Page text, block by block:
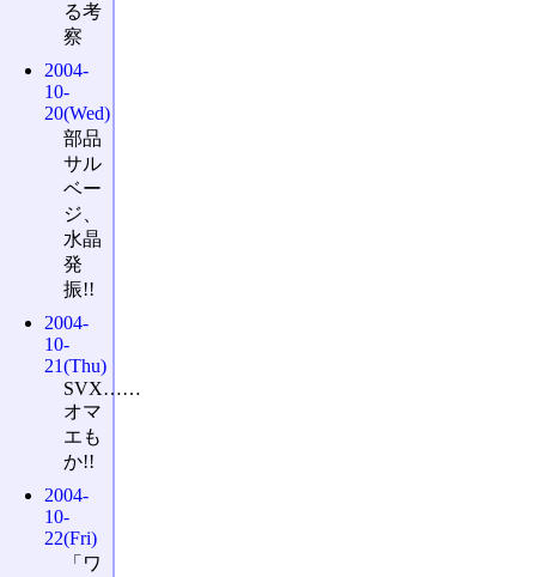
る考
察
2004-
10-
20(Wed)
部品
サル
ベー
ジ、
水晶
発
振!!
2004-
10-
21(Thu)
SVX……
オマ
エも
か!!
2004-
10-
22(Fri)
「ワ